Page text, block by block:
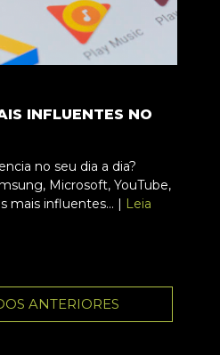
INFLUENTES NO
no seu dia a dia?
Microsoft, YouTube,
mais influentes... | Leia
ANTERIORES